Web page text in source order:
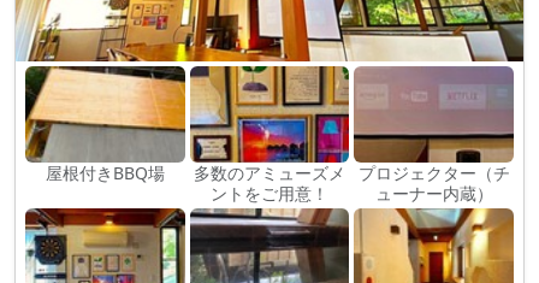
屋根付きBBQ場
多数のアミューズメ
ントをご用意！
プロジェクター（チ
ューナー内蔵）